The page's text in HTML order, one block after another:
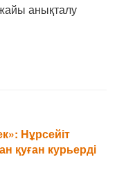
анықталу
Нұрсейіт
курьерді